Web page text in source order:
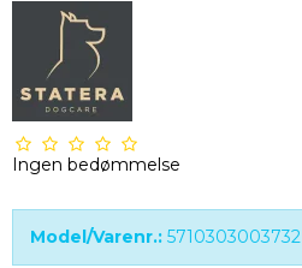
Ingen bedømmelse
Model/Varenr.: 5710303003732